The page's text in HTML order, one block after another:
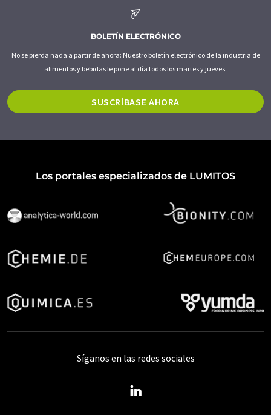
BOLETÍN ELECTRÓNICO
No se pierda nada a partir de ahora: Nuestro boletín electrónico de la industria de
alimentos y bebidas le pone al día todos los martes y jueves.
SUSCRÍBASE AHORA
Los portales especializados de LUMITOS
Síganos en las redes sociales